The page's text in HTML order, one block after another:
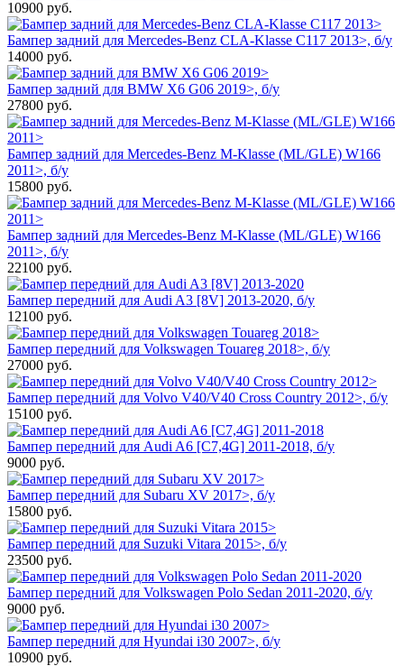
10900 руб.
Бампер задний для Mercedes-Benz CLA-Klasse C117 2013>, б/у
14000 руб.
Бампер задний для BMW X6 G06 2019>, б/у
27800 руб.
Бампер задний для Mercedes-Benz M-Klasse (ML/GLE) W166
2011>, б/у
15800 руб.
Бампер задний для Mercedes-Benz M-Klasse (ML/GLE) W166
2011>, б/у
22100 руб.
Бампер передний для Audi A3 [8V] 2013-2020, б/у
12100 руб.
Бампер передний для Volkswagen Touareg 2018>, б/у
27000 руб.
Бампер передний для Volvo V40/V40 Cross Country 2012>, б/у
15100 руб.
Бампер передний для Audi A6 [C7,4G] 2011-2018, б/у
9000 руб.
Бампер передний для Subaru XV 2017>, б/у
15800 руб.
Бампер передний для Suzuki Vitara 2015>, б/у
23500 руб.
Бампер передний для Volkswagen Polo Sedan 2011-2020, б/у
9000 руб.
Бампер передний для Hyundai i30 2007>, б/у
10900 руб.